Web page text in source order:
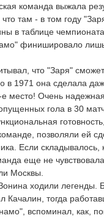
команда выжала
там - в том году
в таблице
финишировало
что "Заря"
в 1971 она сделала
место! Очень
гола в 30
позволяли ей
Если складывалось,
еще не
Москвы.
ходили легенды.
Качалин, тогда
вспоминал, как,